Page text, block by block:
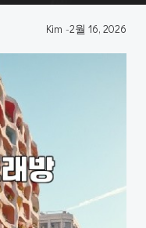
Kim -2월 16, 2026